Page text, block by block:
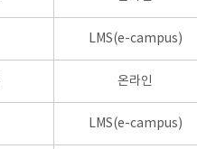
LMS(e-campus)
온라인
LMS(e-campus)